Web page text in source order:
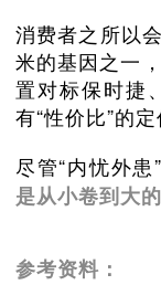
消费者之所以
米的基因之一
置对标保时捷
有“性价比”的定
尽管“内忧外患
是从小卷到大
参考资料：